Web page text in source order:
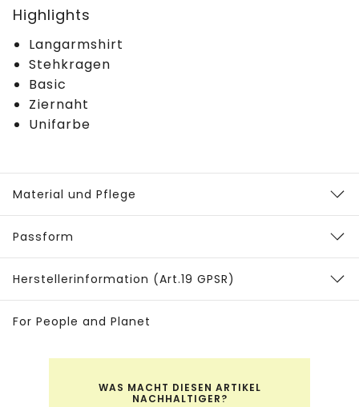
Highlights
Langarmshirt
Stehkragen
Basic
Ziernaht
Unifarbe
Material und Pflege
Passform
Herstellerinformation (Art.19 GPSR)
For People and Planet
WAS MACHT DIESEN ARTIKEL
NACHHALTIGER?